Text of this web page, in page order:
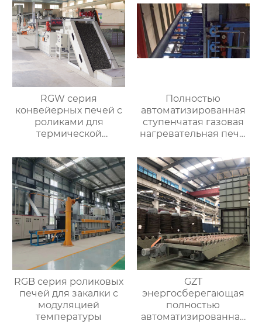
RGW серия
конвейерных печей с
роликами для
термической
Полностью
автоматизированная
ступенчатая газовая
нагревательная печь,
автоматизированная
газовая
нагревательная печь
для ковки
RGB серия роликовых
печей для закалки с
модуляцией
температуры
GZT
энергосберегающая
полностью
автоматизированная